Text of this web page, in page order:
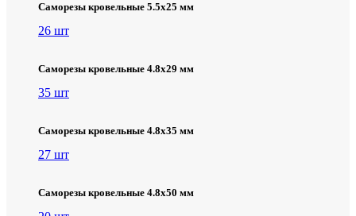
Саморезы кровельные 5.5х25 мм
26 шт
Саморезы кровельные 4.8х29 мм
35 шт
Саморезы кровельные 4.8х35 мм
27 шт
Саморезы кровельные 4.8х50 мм